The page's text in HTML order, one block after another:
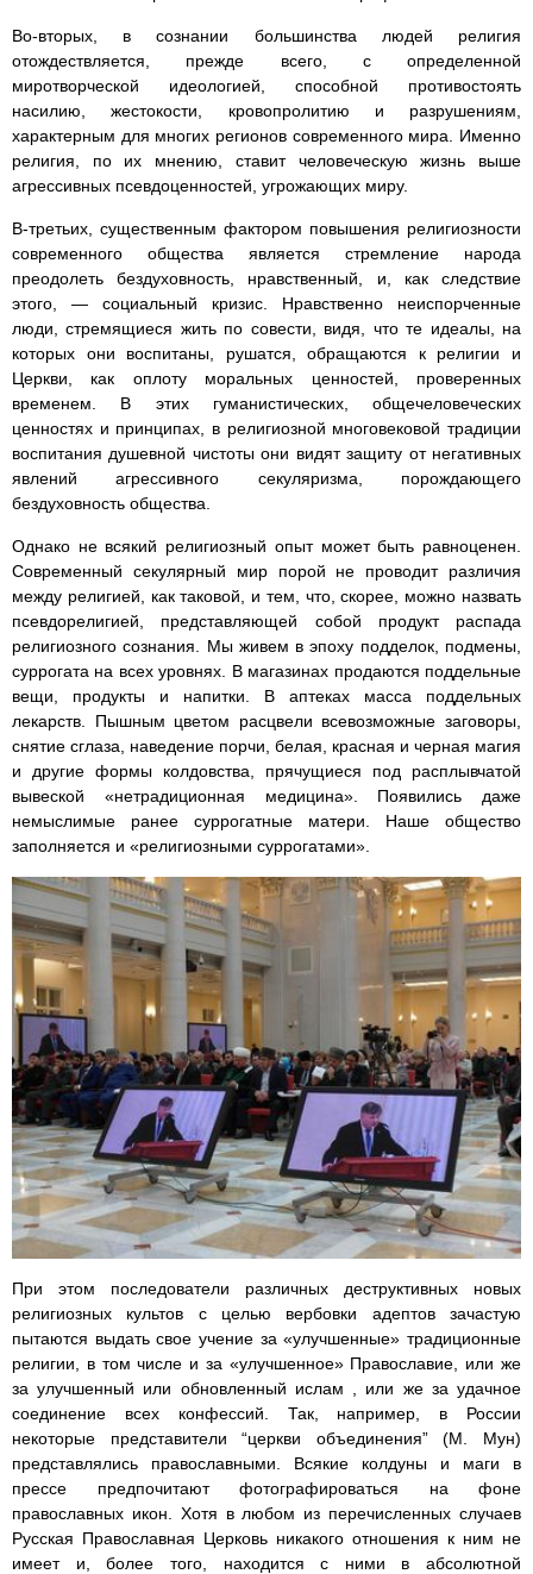
Во-вторых, в сознании большинства людей религия
отождествляется, прежде всего, с определенной
миротворческой идеологией, способной противостоять
насилию, жестокости, кровопролитию и разрушениям,
характерным для многих регионов современного мира. Именно
религия, по их мнению, ставит человеческую жизнь выше
агрессивных псевдоценностей, угрожающих миру.
В-третьих, существенным фактором повышения религиозности
современного общества является стремление народа
преодолеть бездуховность, нравственный, и, как следствие
этого, — социальный кризис. Нравственно неиспорченные
люди, стремящиеся жить по совести, видя, что те идеалы, на
которых они воспитаны, рушатся, обращаются к религии и
Церкви, как оплоту моральных ценностей, проверенных
временем. В этих гуманистических, общечеловеческих
ценностях и принципах, в религиозной многовековой традиции
воспитания душевной чистоты они видят защиту от негативных
явлений агрессивного секуляризма, порождающего
бездуховность общества.
Однако не всякий религиозный опыт может быть равноценен.
Современный секулярный мир порой не проводит различия
между религией, как таковой, и тем, что, скорее, можно назвать
псевдорелигией, представляющей собой продукт распада
религиозного сознания. Мы живем в эпоху подделок, подмены,
суррогата на всех уровнях. В магазинах продаются поддельные
вещи, продукты и напитки. В аптеках масса поддельных
лекарств. Пышным цветом расцвели всевозможные заговоры,
снятие сглаза, наведение порчи, белая, красная и черная магия
и другие формы колдовства, прячущиеся под расплывчатой
вывеской «нетрадиционная медицина». Появились даже
немыслимые ранее суррогатные матери. Наше общество
заполняется и «религиозными суррогатами».
При этом последователи различных деструктивных новых
религиозных культов с целью вербовки адептов зачастую
пытаются выдать свое учение за «улучшенные» традиционные
религии, в том числе и за «улучшенное» Православие, или же
за улучшенный или обновленный ислам , или же за удачное
соединение всех конфессий. Так, например, в России
некоторые представители “церкви объединения” (М. Мун)
представлялись православными. Всякие колдуны и маги в
прессе предпочитают фотографироваться на фоне
православных икон. Хотя в любом из перечисленных случаев
Русская Православная Церковь никакого отношения к ним не
имеет и, более того, находится с ними в абсолютной